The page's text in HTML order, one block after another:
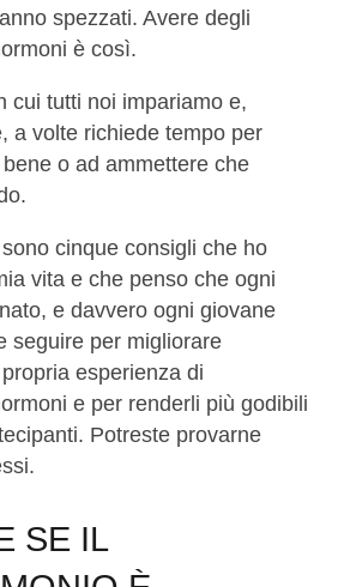
spezzati. Avere degli
è così.
cui tutti noi impariamo e,
a volte richiede tempo per
o ad ammettere che
cinque consigli che ho
vita e che penso che ogni
e davvero ogni giovane
seguire per migliorare
esperienza di
e per renderli più godibili
Potreste provarne
SE IL